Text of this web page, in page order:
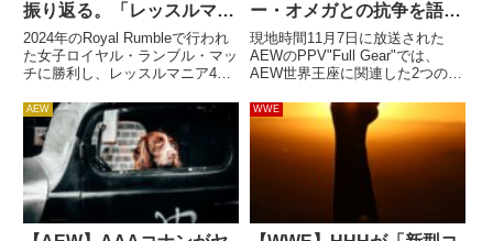
振り返る。「レッスルマニ
アのサインを指さしなが
ら、泣かないように必死だ
った」
2024年のRoyal Rumbleで行われ
た女子ロイヤル・ランブル・マッ
チに勝利し、レッスルマニア40
いキャリアの中で多くの功績を成
し遂げてきた彼女ですが、Royal
Rumbleに勝利したのは今回が初
めて。...
ー・オメガとの抗争を語
る。「前回とは全く異な
る」
現地時間11月7日に放送された
AEWのPPV"Full Gear"では、
AEW世界王座に関連した2つの試
ー・オメガとハングマン・ペイジ
による同王座のナンバーワンコ
ン・テンダー・マッチ。もう1つ
は王者ジョン・モクス...
AEW WWE